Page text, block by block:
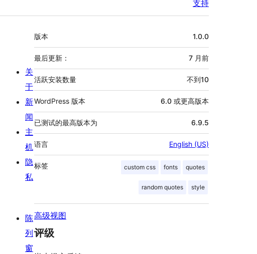
支持
额
外
信
息
版本 1.0.0
最后更新： 7 月前
活跃安装数量 不到10
WordPress 版本 6.0 或更高版本
已测试的最高版本为 6.9.5
语言 English (US)
标签 custom css fonts quotes
random quotes style
高级视图
评级
关
于
新
闻
主
机
隐
私
陈
列
窗